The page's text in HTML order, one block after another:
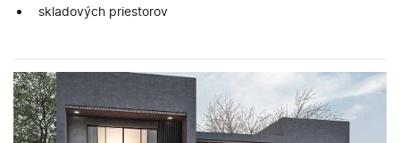
skladových priestorov